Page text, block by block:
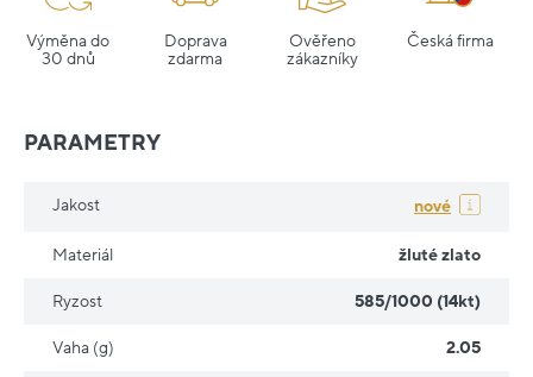
Výměna do
30 dnů
Doprava
zdarma
Ověřeno
zákazníky
Česká firma
PARAMETRY
Jakost nové
Materiál žluté zlato
Ryzost 585/1000 (14kt)
Vaha (g) 2.05